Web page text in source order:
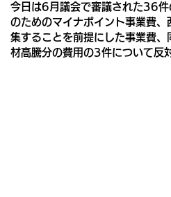
今日は6月議会で審議された36件
のためのマイナポイント事業費
集することを前提にした事業費
材高騰分の費用の3件について反